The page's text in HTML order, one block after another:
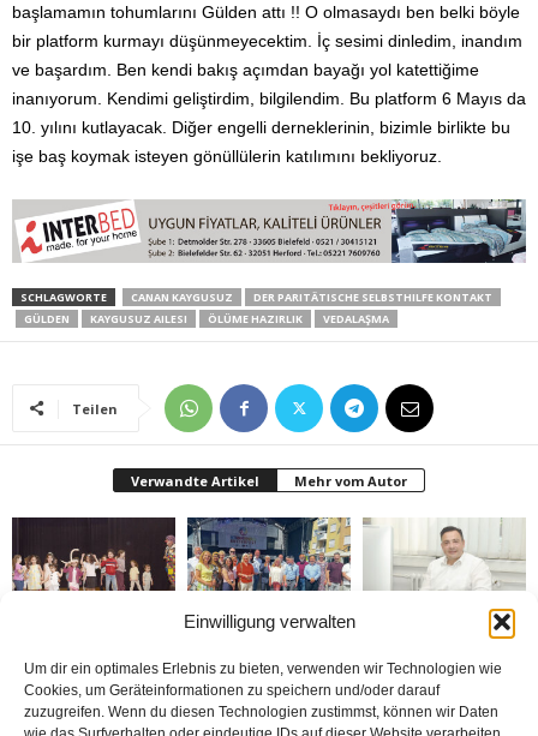
Einwilligung verwalten
Um dir ein optimales Erlebnis zu bieten, verwenden wir Technologien wie
Cookies, um Geräteinformationen zu speichern und/oder darauf
zuzugreifen. Wenn du diesen Technologien zustimmst, können wir Daten
başlamamın tohumlarını Gülden attı !! O olmasaydı ben belki böyle
bir platform kurmayı düşünmeyecektim. İç sesimi dinledim, inandım
ve başardım. Ben kendi bakış açımdan bayağı yol katettiğime
inanıyorum. Kendimi geliştirdim, bilgilendim. Bu platform 6 Mayıs da
10. yılını kutlayacak. Diğer engelli derneklerinin, bizimle birlikte bu
işe baş koymak isteyen gönüllülerin katılımını bekliyoruz.
SCHLAGWORTE CANAN KAYGUSUZ
DER PARITÄTISCHE SELBSTHILFE KONTAKT
GÜLDEN
KAYGUSUZ AILESI ÖLÜME HAZIRLIK VEDALAŞMA
Teilen
Verwandte Artikel Mehr vom Autor
Festivali yapıldı
Yabancılar Haftası
donduruldu